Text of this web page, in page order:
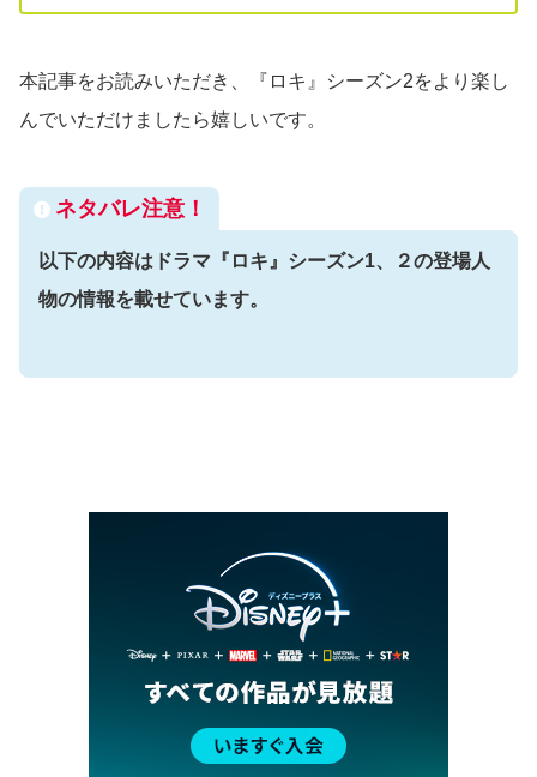
本記事をお読みいただき、『ロキ』シーズン2をより楽し
んでいただけましたら嬉しいです。
ネタバレ注意！
以下の内容は ドラマ『ロキ』シーズン1、２の登場人
物の情報を載せています。